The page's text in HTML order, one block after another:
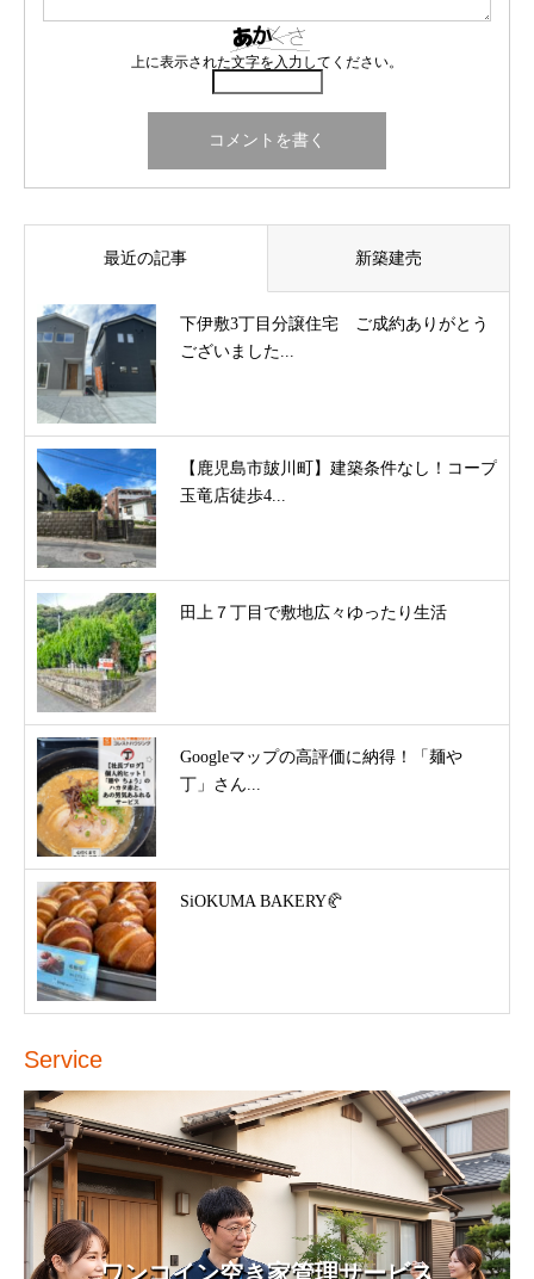
上に表示された文字を入力してください。
最近の記事 新築建売
下伊敷3丁目分譲住宅 ご成約ありがとう
ございました...
【鹿児島市皷川町】建築条件なし！コープ
玉竜店徒歩4...
田上７丁目で敷地広々ゆったり生活
Googleマップの高評価に納得！「麺や
丁」さん...
SiOKUMA BAKERY🥐
Service
ワンコイン空き家管理サービス